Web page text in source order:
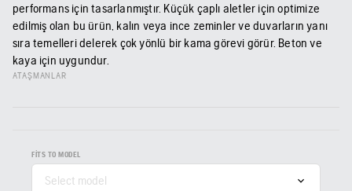
performans için tasarlanmıştır. Küçük çaplı aletler için optimize
edilmiş olan bu ürün, kalın veya ince zeminler ve duvarların yanı
sıra temelleri delerek çok yönlü bir kama görevi görür. Beton ve
kaya için uygundur.
ATAŞMANLAR
FITS TO MODEL
Select model